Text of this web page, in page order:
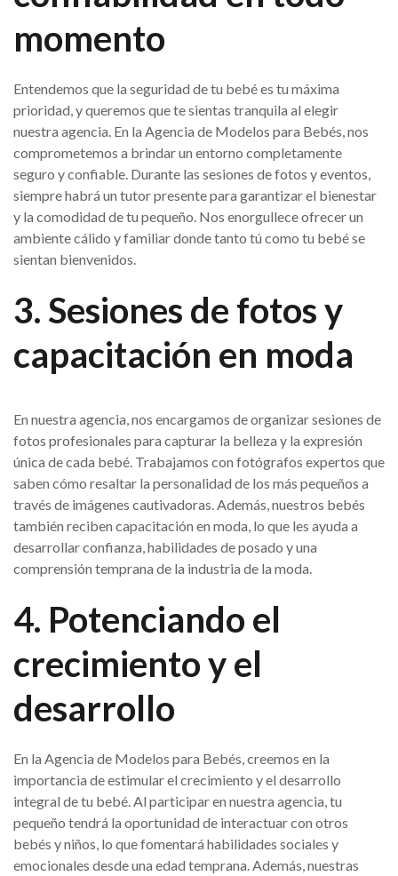
momento
Entendemos que la seguridad de tu bebé es tu máxima
prioridad, y queremos que te sientas tranquila al elegir
nuestra agencia. En la Agencia de Modelos para Bebés, nos
comprometemos a brindar un entorno completamente
seguro y confiable. Durante las sesiones de fotos y eventos,
siempre habrá un tutor presente para garantizar el bienestar
y la comodidad de tu pequeño. Nos enorgullece ofrecer un
ambiente cálido y familiar donde tanto tú como tu bebé se
sientan bienvenidos.
3. Sesiones de fotos y
capacitación en moda
En nuestra agencia, nos encargamos de organizar sesiones de
fotos profesionales para capturar la belleza y la expresión
única de cada bebé. Trabajamos con fotógrafos expertos que
saben cómo resaltar la personalidad de los más pequeños a
través de imágenes cautivadoras. Además, nuestros bebés
también reciben capacitación en moda, lo que les ayuda a
desarrollar confianza, habilidades de posado y una
comprensión temprana de la industria de la moda.
4. Potenciando el
crecimiento y el
desarrollo
En la Agencia de Modelos para Bebés, creemos en la
importancia de estimular el crecimiento y el desarrollo
integral de tu bebé. Al participar en nuestra agencia, tu
pequeño tendrá la oportunidad de interactuar con otros
bebés y niños, lo que fomentará habilidades sociales y
emocionales desde una edad temprana. Además, nuestras